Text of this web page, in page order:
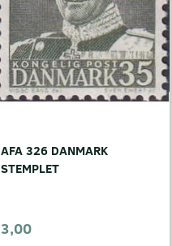
AFA 326 DANMARK
STEMPLET
3,00